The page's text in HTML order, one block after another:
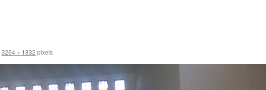
3264 × 1832 pixels